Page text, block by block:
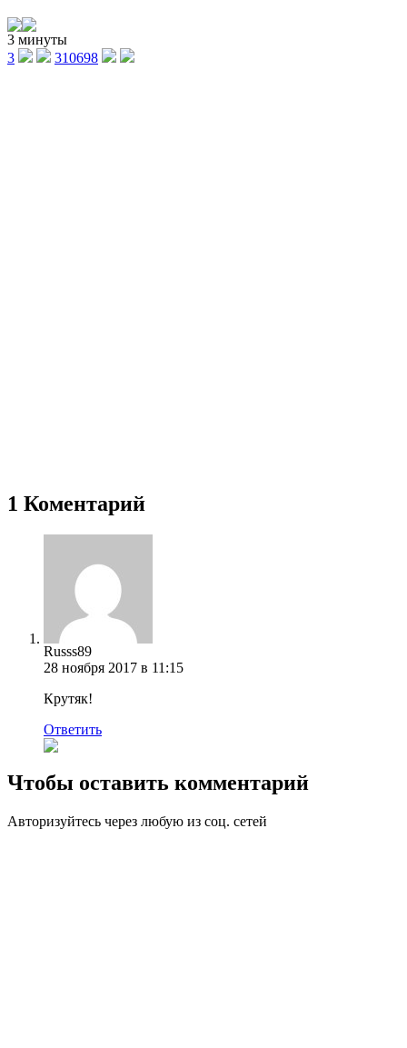
3 минуты
3
310698
1 Коментарий
Russs89
28 ноября 2017 в 11:15
Крутяк!
Ответить
Чтобы оставить комментарий
Авторизуйтесь через любую из соц. сетей